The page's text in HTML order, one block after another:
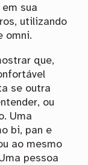
sua
utilizando
omni.
que,
se outra
ou
Uma
bi, pan e
ao mesmo
pessoa